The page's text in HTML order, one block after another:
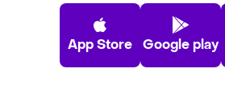
App Store Google play